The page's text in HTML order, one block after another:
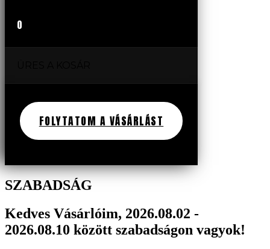
0
FOLYTATOM A VÁSÁRLÁST
SZABADSÁG
Kedves Vásárlóim, 2026.08.02 -
2026.08.10 között szabadságon vagyok!